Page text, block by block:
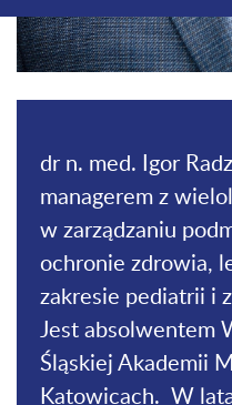
dr n. med. Igor
managerem z
w zarządzaniu
ochronie zdrowia,
zakresie pediatrii i
Jest absolwentem
Śląskiej Akademii
Katowicach. W